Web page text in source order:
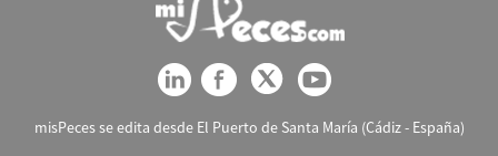
misPeces se edita desde El Puerto de Santa María (Cádiz - España)